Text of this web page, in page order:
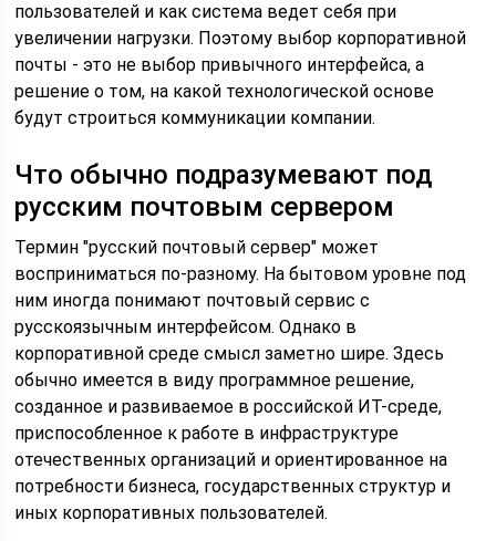
пользователей и как система ведет себя при
увеличении нагрузки. Поэтому выбор корпоративной
почты - это не выбор привычного интерфейса, а
решение о том, на какой технологической основе
будут строиться коммуникации компании.
Что обычно подразумевают под
русским почтовым сервером
Термин "русский почтовый сервер" может
восприниматься по-разному. На бытовом уровне под
ним иногда понимают почтовый сервис с
русскоязычным интерфейсом. Однако в
корпоративной среде смысл заметно шире. Здесь
обычно имеется в виду программное решение,
созданное и развиваемое в российской ИТ-среде,
приспособленное к работе в инфраструктуре
отечественных организаций и ориентированное на
потребности бизнеса, государственных структур и
иных корпоративных пользователей.